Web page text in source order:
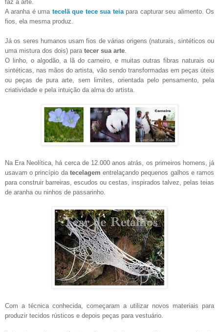
faz a arte.
A aranha é uma tecelã que tece sua teiapara capturar seu alimento. Os
fios, ela mesma produz.
Já os seres humanos usam fios de várias origens (naturais, sintéticos ou
uma mistura dos dois) para tecer sua arte.
O linho, o algodão, a lã do carneiro, e muitas outras fibras naturais ou
sintéticas, nas mãos do artista, vão sendo transformadas em peças úteis
ou peças de pura arte, sem limites, orientada pelo pensamento, pela
criatividade e pela intuição da alma do artista.
Na Era Neolítica, há cerca de 12.000 anos atrás, os primeiros homens, já
usavam o princípio da tecelagem entrelaçando pequenos galhos e ramos
para construir barreiras, escudos ou cestas, inspirados talvez, pelas teias
de aranha ou ninhos de passarinho.
Com a técnica conhecida, começaram a utilizar novos materiais para
produzir tecidos rústicos e depois peças para vestuário.